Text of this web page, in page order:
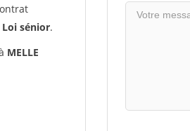
Loi sénior.
MELLE